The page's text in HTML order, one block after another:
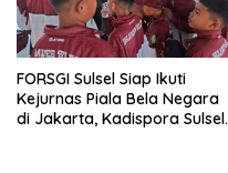
FORSGI Sulsel Siap Ikuti
Kejurnas Piala Bela Negara
di Jakarta, Kadispora Sulsel